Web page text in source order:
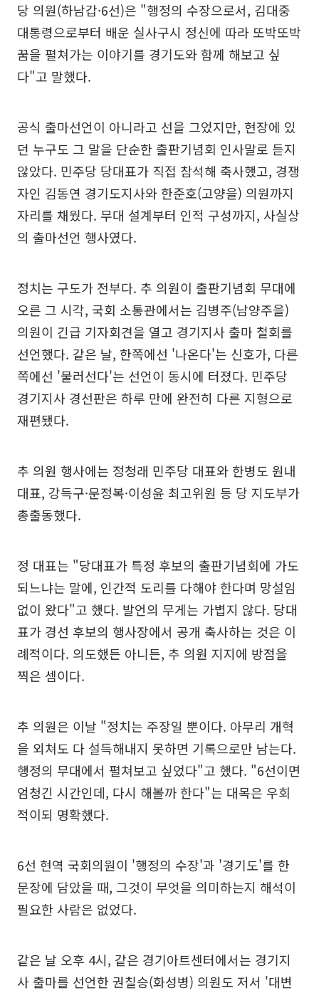
당 의원(하남갑·6선)은 "행정의 수장으로서, 김대중
대통령으로부터 배운 실사구시 정신에 따라 또박또박
꿈을 펼쳐가는 이야기를 경기도와 함께 해보고 싶
다"고 말했다.
공식 출마선언이 아니라고 선을 그었지만, 현장에 있
던 누구도 그 말을 단순한 출판기념회 인사말로 듣지
않았다. 민주당 당대표가 직접 참석해 축사했고, 경쟁
자인 김동연 경기도지사와 한준호(고양을) 의원까지
자리를 채웠다. 무대 설계부터 인적 구성까지, 사실상
의 출마선언 행사였다.
정치는 구도가 전부다. 추 의원이 출판기념회 무대에
오른 그 시각, 국회 소통관에서는 김병주(남양주을)
의원이 긴급 기자회견을 열고 경기지사 출마 철회를
선언했다. 같은 날, 한쪽에선 '나온다'는 신호가, 다른
쪽에선 '물러선다'는 선언이 동시에 터졌다. 민주당
경기지사 경선판은 하루 만에 완전히 다른 지형으로
재편됐다.
추 의원 행사에는 정청래 민주당 대표와 한병도 원내
대표, 강득구·문정복·이성윤 최고위원 등 당 지도부가
총출동했다.
정 대표는 "당대표가 특정 후보의 출판기념회에 가도
되느냐는 말에, 인간적 도리를 다해야 한다며 망설임
없이 왔다"고 했다. 발언의 무게는 가볍지 않다. 당대
표가 경선 후보의 행사장에서 공개 축사하는 것은 이
례적이다. 의도했든 아니든, 추 의원 지지에 방점을
찍은 셈이다.
추 의원은 이날 "정치는 주장일 뿐이다. 아무리 개혁
을 외쳐도 다 설득해내지 못하면 기록으로만 남는다.
행정의 무대에서 펼쳐보고 싶었다"고 했다. "6선이면
엄청긴 시간인데, 다시 해볼까 한다"는 대목은 우회
적이되 명확했다.
6선 현역 국회의원이 '행정의 수장'과 '경기도'를 한
문장에 담았을 때, 그것이 무엇을 의미하는지 해석이
필요한 사람은 없었다.
같은 날 오후 4시, 같은 경기아트센터에서는 경기지
사 출마를 선언한 권칠승(화성병) 의원도 저서 '대변